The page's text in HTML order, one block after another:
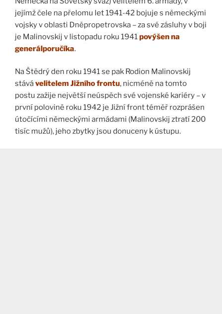
jejímž čele na přelomu let 1941-42 bojuje s německými
vojsky v oblasti Dněpropetrovska – za své zásluhy v boji
je Malinovskij v listopadu roku 1941povýšen na
generálporučíka.
Na Štědrý den roku 1941 se pak Rodion Malinovskij
stávávelitelem Jižního frontu, nicméně na tomto
postu zažije největší neúspěch své vojenské kariéry – v
první polovině roku 1942 je Jižní front téměř rozprášen
útočícími německými armádami (Malinovskij ztratí 200
tisíc mužů), jeho zbytky jsou donuceny k ústupu.